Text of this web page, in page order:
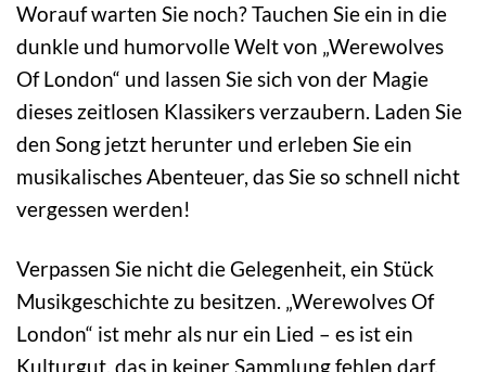
Worauf warten Sie noch? Tauchen Sie ein in die
dunkle und humorvolle Welt von „Werewolves
Of London“ und lassen Sie sich von der Magie
dieses zeitlosen Klassikers verzaubern. Laden Sie
den Song jetzt herunter und erleben Sie ein
musikalisches Abenteuer, das Sie so schnell nicht
vergessen werden!
Verpassen Sie nicht die Gelegenheit, ein Stück
Musikgeschichte zu besitzen. „Werewolves Of
London“ ist mehr als nur ein Lied – es ist ein
Kulturgut, das in keiner Sammlung fehlen darf.